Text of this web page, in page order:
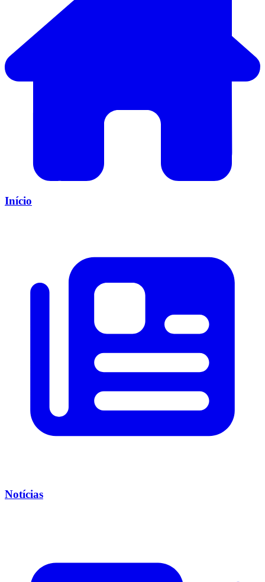
Início
Notícias